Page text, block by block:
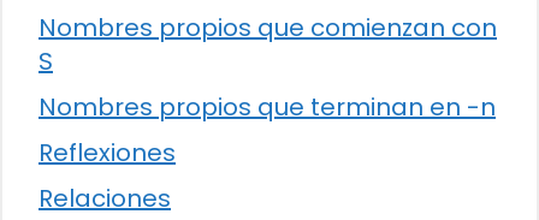
Nombres propios que comienzan con
S
Nombres propios que terminan en -n
Reflexiones
Relaciones